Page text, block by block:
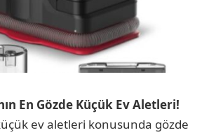
En Gözde Küçük Ev Aletleri!
ev aletleri konusunda gözde